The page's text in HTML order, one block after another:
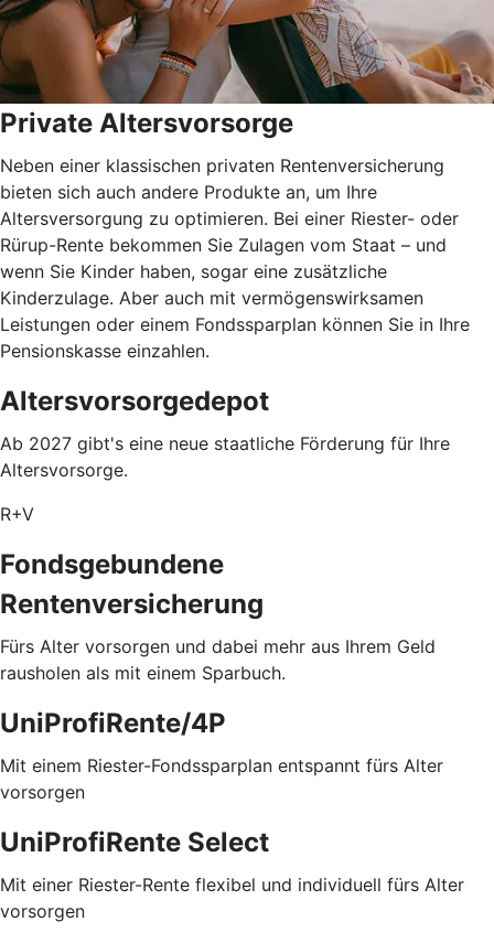
Private Altersvorsorge
Neben einer klassischen privaten Rentenversicherung
bieten sich auch andere Produkte an, um Ihre
Altersversorgung zu optimieren. Bei einer Riester- oder
Rürup-Rente bekommen Sie Zulagen vom Staat – und
wenn Sie Kinder haben, sogar eine zusätzliche
Kinderzulage. Aber auch mit vermögenswirksamen
Leistungen oder einem Fondssparplan können Sie in Ihre
Pensionskasse einzahlen.
Altersvorsorgedepot
Ab 2027 gibt's eine neue staatliche Förderung für Ihre
Altersvorsorge.
R+V
Fondsgebundene
Rentenversicherung
Fürs Alter vorsorgen und dabei mehr aus Ihrem Geld
rausholen als mit einem Sparbuch.
UniProfiRente/4P
Mit einem Riester-Fondssparplan entspannt fürs Alter
vorsorgen
UniProfiRente Select
Mit einer Riester-Rente flexibel und individuell fürs Alter
vorsorgen